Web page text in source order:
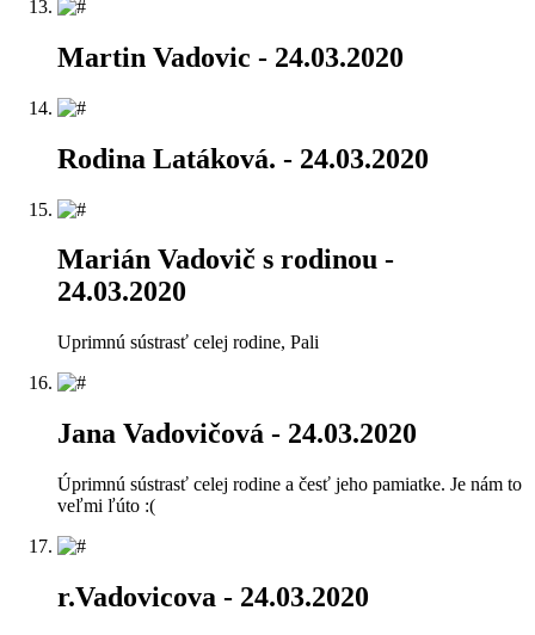
Martin Vadovic - 24.03.2020
Rodina Latáková. - 24.03.2020
Marián Vadovič s rodinou -
24.03.2020
Uprimnú sústrasť celej rodine, Pali
Jana Vadovičová - 24.03.2020
Úprimnú sústrasť celej rodine a česť jeho pamiatke. Je nám to
veľmi ľúto :(
r.Vadovicova - 24.03.2020